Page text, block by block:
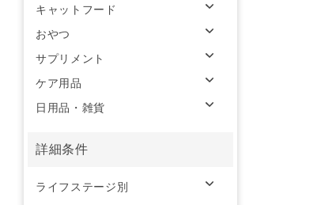
キャットフード
おやつ
サプリメント
ケア用品
日用品・雑貨
詳細条件
ライフステージ別